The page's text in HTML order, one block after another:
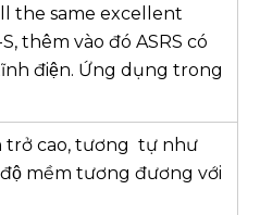
the same excellent
thêm vào đó ASRS có
điện. Ứng dụng trong
trở cao, tương tự như
mềm tương đương với